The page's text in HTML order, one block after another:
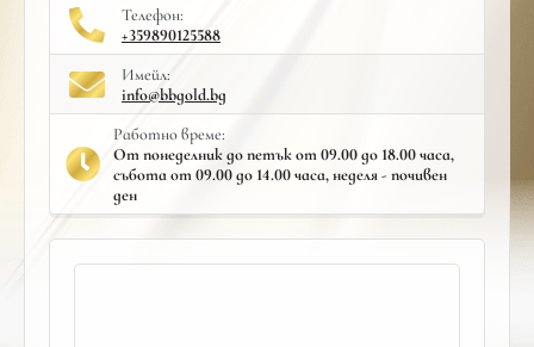
Телефон:
+359890125588
Имейл:
info@bbgold.bg
Работно време:
От понеделник до петък от 09.00 до 18.00 часа,
събота от 09.00 до 14.00 часа, неделя - почивен
ден